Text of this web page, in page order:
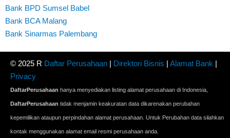
Bank BPD Sumsel Babel
Bank BCA Malang
Bank Sinarmas Palembang
© 2025 R Daftar Perusahaan | Direktori Bisnis | Alamat Bank |
Privacy
DaftarPerusahaan hanya menyediakan listing alamat perusahaan di Indonesia,
DaftarPerusahaan tidak menjamin keakuratan data dikarenakan perubahan
kepemilikan ataupun perpindahan alamat perusahaan. Untuk Perubahan data silahkan
kontak menggunakan alamat email resmi perusahaan anda.